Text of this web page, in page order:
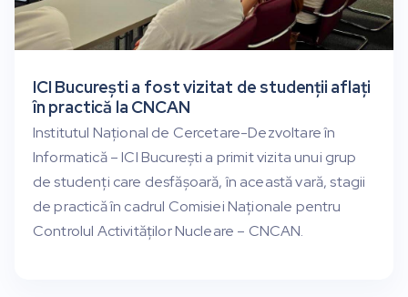
ICI București a fost vizitat de studenții aflați
în practică la CNCAN
Institutul Național de Cercetare-Dezvoltare în
Informatică – ICI București a primit vizita unui grup
de studenți care desfășoară, în această vară, stagii
de practică în cadrul Comisiei Naționale pentru
Controlul Activităților Nucleare – CNCAN.